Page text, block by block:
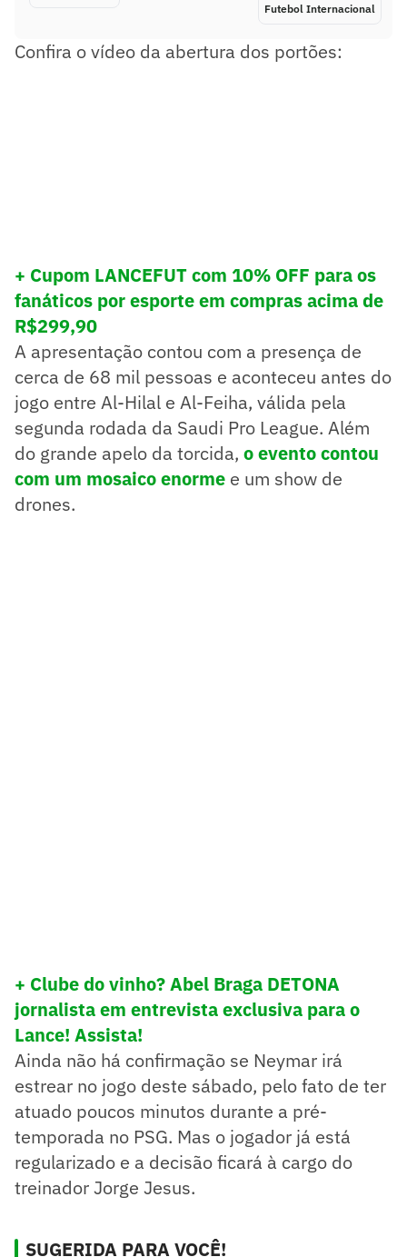
Futebol Internacional
Confira o vídeo da abertura dos portões:
+ Cupom LANCEFUT com 10% OFF para os
fanáticos por esporte em compras acima de
R$299,90
A apresentação contou com a presença de
cerca de 68 mil pessoas e aconteceu antes do
jogo entre Al-Hilal e Al-Feiha, válida pela
segunda rodada da Saudi Pro League. Além
do grande apelo da torcida, o evento contou
com um mosaico enorme e um show de
drones.
+ Clube do vinho? Abel Braga DETONA
jornalista em entrevista exclusiva para o
Lance! Assista!
Ainda não há confirmação se Neymar irá
estrear no jogo deste sábado, pelo fato de ter
atuado poucos minutos durante a pré-
temporada no PSG. Mas o jogador já está
regularizado e a decisão ficará à cargo do
treinador Jorge Jesus.
SUGERIDA PARA VOCÊ!